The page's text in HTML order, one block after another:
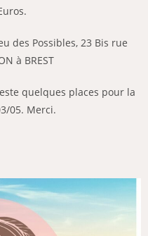
des Possibles, 23 Bis rue
à BREST
quelques places pour la
05. Merci.